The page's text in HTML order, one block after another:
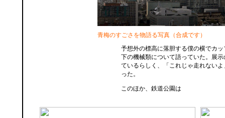
青梅のすごさを物語る写真（合成です）
予想外の標高に落胆する僕の横でカ
下の機械類について語っていた。展
ているらしく、「これじゃ走れない
った。
このほか、鉄道公園は